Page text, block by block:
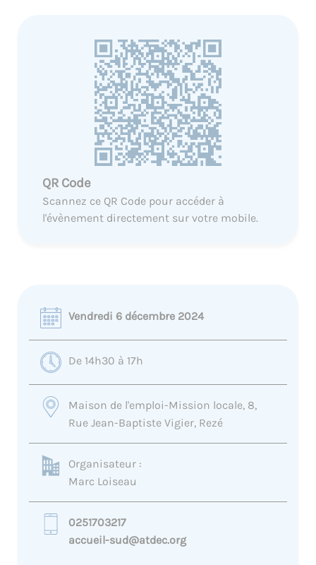
QR Code
Scannez ce QR Code pour accéder à
l'évènement directement sur votre mobile.
Vendredi 6 décembre 2024
De 14h30 à 17h
Maison de l'emploi-Mission locale, 8,
Rue Jean-Baptiste Vigier, Rezé
Organisateur :
Marc Loiseau
0251703217
accueil-sud@atdec.org